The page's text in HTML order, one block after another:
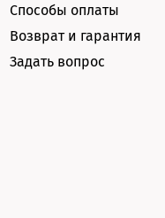
Способы оплаты
Возврат и гарантия
Задать вопрос